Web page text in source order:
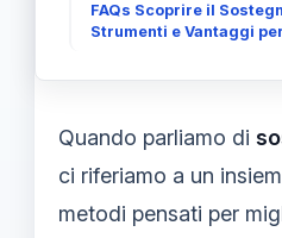
FAQs Scoprire il
Strumenti e Vantaggi
Quando parliamo di
ci riferiamo a un
metodi pensati per